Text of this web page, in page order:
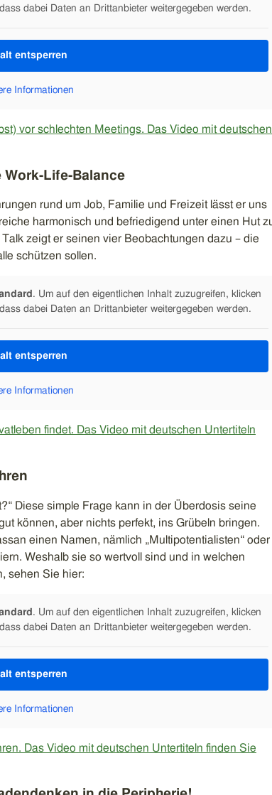
dabei Daten an Drittanbieter weitergegeben werden.
entsperren
Informationen
vor schlechten Meetings. Das Video mit deutschen
Work-Life-Balance
rund um Job, Familie und Freizeit lässt er uns
harmonisch und befriedigend unter einen Hut
zeigt er seinen vier Beobachtungen dazu – die
schützen sollen.
. Um auf den eigentlichen Inhalt zuzugreifen, klicken
dabei Daten an Drittanbieter weitergegeben werden.
entsperren
Informationen
findet. Das Video mit deutschen Untertiteln
Diese simple Frage kann in der Überdosis seine
können, aber nichts perfekt, ins Grübeln bringen.
einen Namen, nämlich „Multipotentialisten“ oder
Weshalb sie so wertvoll sind und in welchen
sehen Sie hier:
. Um auf den eigentlichen Inhalt zuzugreifen, klicken
dabei Daten an Drittanbieter weitergegeben werden.
entsperren
Informationen
Das Video mit deutschen Untertiteln finden Sie